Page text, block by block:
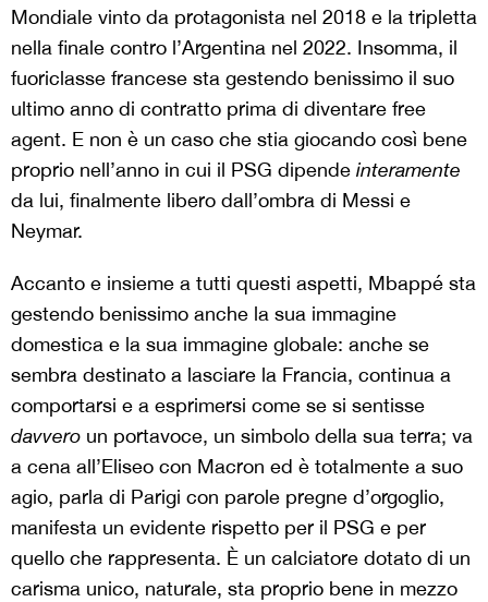
Mondiale vinto da protagonista nel 2018 e la tripletta
nella finale contro l’Argentina nel 2022. Insomma, il
fuoriclasse francese sta gestendo benissimo il suo
ultimo anno di contratto prima di diventare free
agent. E non è un caso che stia giocando così bene
proprio nell’anno in cui il PSG dipende interamente
da lui, finalmente libero dall’ombra di Messi e
Neymar.
Accanto e insieme a tutti questi aspetti, Mbappé sta
gestendo benissimo anche la sua immagine
domestica e la sua immagine globale: anche se
sembra destinato a lasciare la Francia, continua a
comportarsi e a esprimersi come se si sentisse
davvero un portavoce, un simbolo della sua terra; va
a cena all’Eliseo con Macron ed è totalmente a suo
agio, parla di Parigi con parole pregne d’orgoglio,
manifesta un evidente rispetto per il PSG e per
quello che rappresenta. È un calciatore dotato di un
carisma unico, naturale, sta proprio bene in mezzo